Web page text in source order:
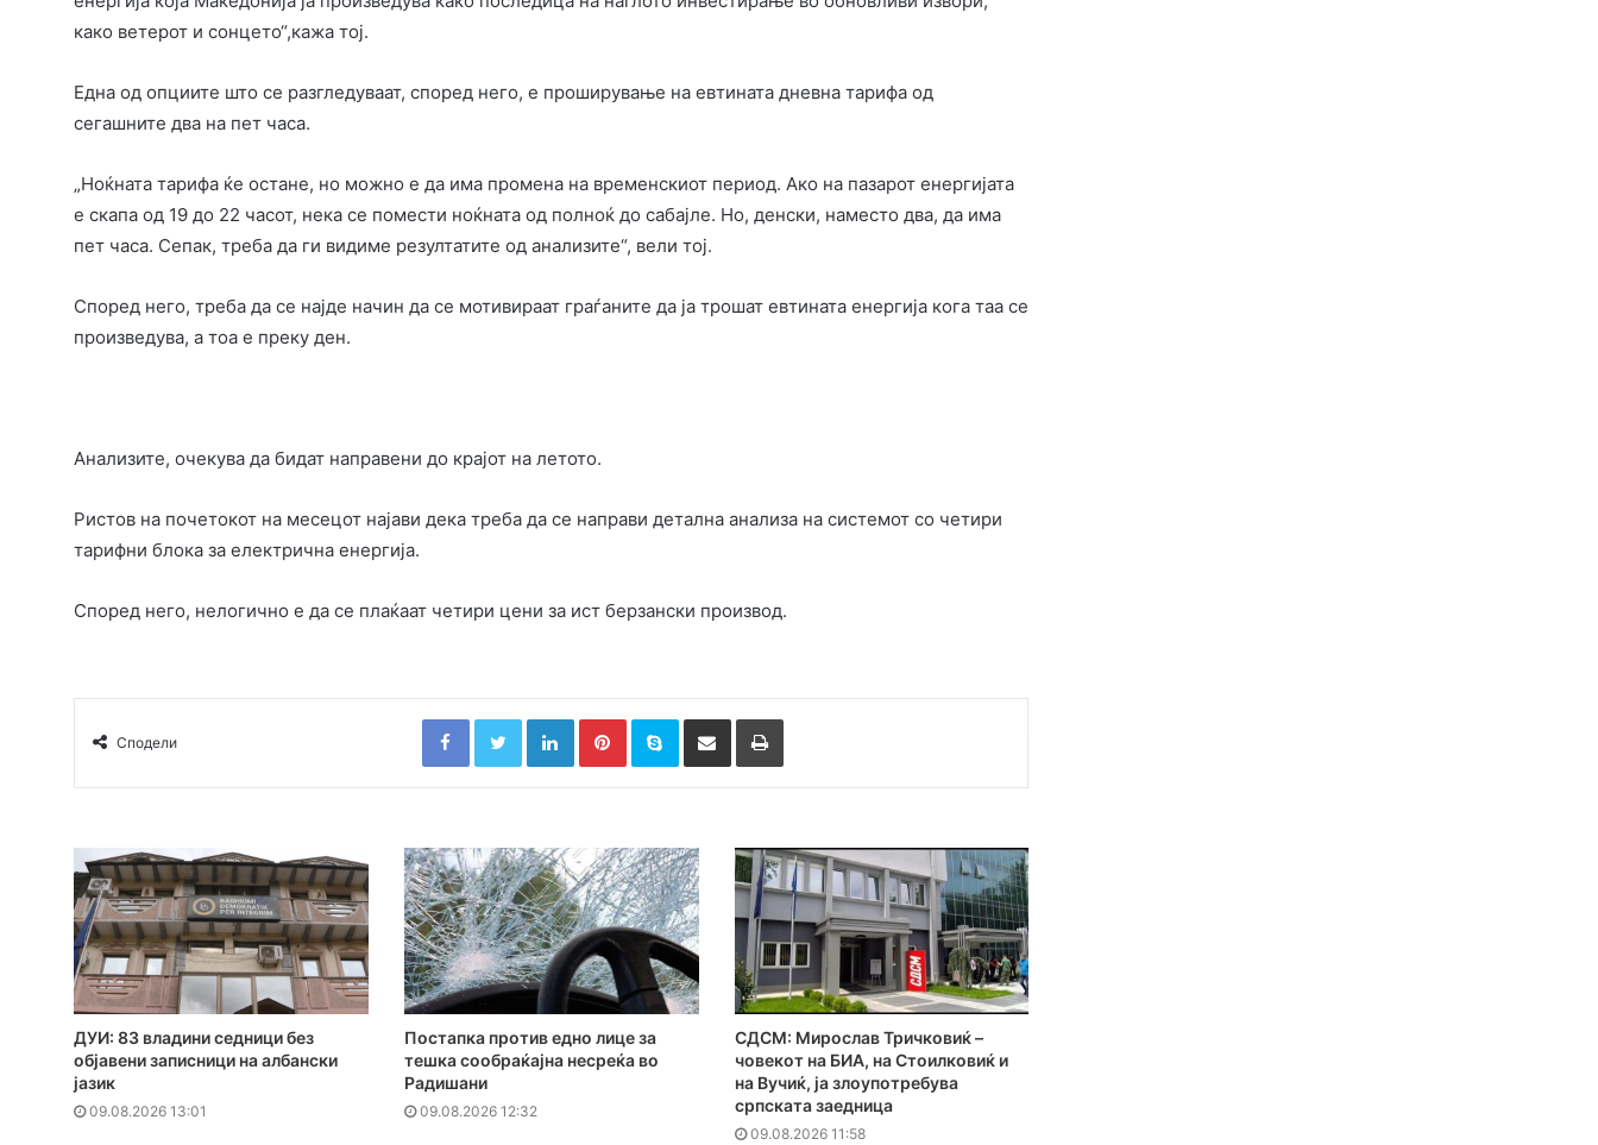
како ветерот и сонцето“,кажа тој.
Една од опциите што се разгледуваат, според него, е проширување на евтината дневна тарифа од
сегашните два на пет часа.
„Ноќната тарифа ќе остане, но можно е да има промена на временскиот период. Ако на пазарот енергијата
е скапа од 19 до 22 часот, нека се помести ноќната од полноќ до сабајле. Но, денски, наместо два, да има
пет часа. Сепак, треба да ги видиме резултатите од анализите“, вели тој.
Според него, треба да се најде начин да се мотивираат граѓаните да ја трошат евтината енергија кога таа се
произведува, а тоа е преку ден.
Анализите, очекува да бидат направени до крајот на летото.
Ристов на почетокот на месецот најави дека треба да се направи детална анализа на системот со четири
тарифни блока за електрична енергија.
Според него, нелогично е да се плаќаат четири цени за ист берзански производ.
Сподели
FacebookTwitterLinkedInPinterestSkype Сподели преку Е-маил Испринтај
ДУИ: 83 владини седници без
објавени записници на албански
јазик
09.08.2026 13:01
Постапка против едно лице за
тешка сообраќајна несреќа во
Радишани
09.08.2026 12:32
СДСМ: Мирослав Тричковиќ –
човекот на БИА, на Стоилковиќ и
на Вучиќ, ја злоупотребува
српската заедница
09.08.2026 11:58